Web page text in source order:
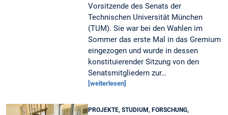
Vorsitzende des Senats der
Technischen Universität München
(TUM). Sie war bei den Wahlen im
Sommer das erste Mal in das Gremium
eingezogen und wurde in dessen
konstituierender Sitzung von den
Senatsmitgliedern zur…
[weiterlesen]
PROJEKTE, STUDIUM, FORSCHUNG,